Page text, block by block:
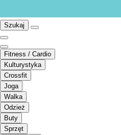
Szukaj
Fitness / Cardio
Kulturystyka
Crossfit
Joga
Walka
Odzież
Buty
Sprzęt